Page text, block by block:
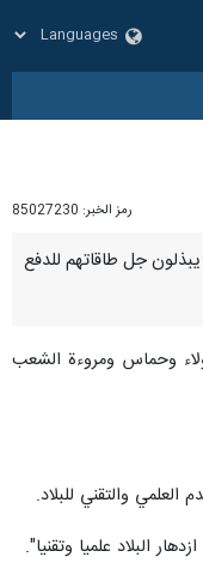
رمز الخبر: 85027230
يبذلون جل طاقاتهم للدفع
الـ 44، بالعاصمة طهران السبت؛ مشيدا بولاء وحماس ومروءة الشعب
والتقني للبلاد.
البلاد علميا وتقنيا".